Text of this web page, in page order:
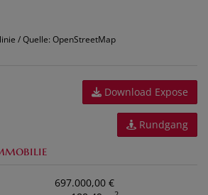
/ Quelle: OpenStreetMap
Download Expose
Rundgang
697.000,00 €